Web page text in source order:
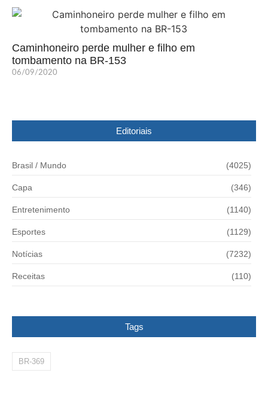
Caminhoneiro perde mulher e filho em
tombamento na BR-153
06/09/2020
Editoriais
Brasil / Mundo (4025)
Capa (346)
Entretenimento (1140)
Esportes (1129)
Notícias (7232)
Receitas (110)
Tags
BR-369